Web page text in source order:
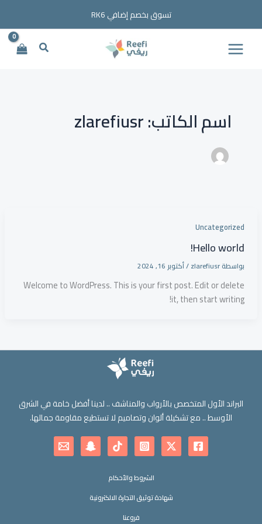
المحتوى
تسوق بخصم إضافي RK6
البحث
اسم الكاتب: zlarefiusr
Uncategorized
Hello world!
بواسطةzlarefiusr
/أكتوبر 16, 2024
Welcome to WordPress. This is your first post. Edit or delete
it, then start writing!
البراند الأول المتخصص بالأرواب والمناشف .. لدينا أفضل خامة في الشرق
الأوسط .. مع تشكيلة ألوان وتصاميم لا تستطيع مقاومة جمالها.
الشروط والأحكام
شهادة توثيق التجارة الالكترونية
فروعنا